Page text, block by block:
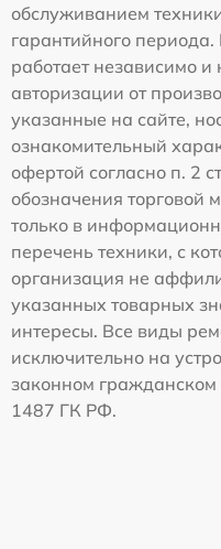
обслуживанием
гарантийного
работает независимо
авторизации от
указанные на сайте,
ознакомительный
офертой согласно п. 2
обозначения торговой
только в
перечень техники, с
организация не
указанных товарных
интересы. Все виды
исключительно на
законном гражданском
1487 ГК РФ.